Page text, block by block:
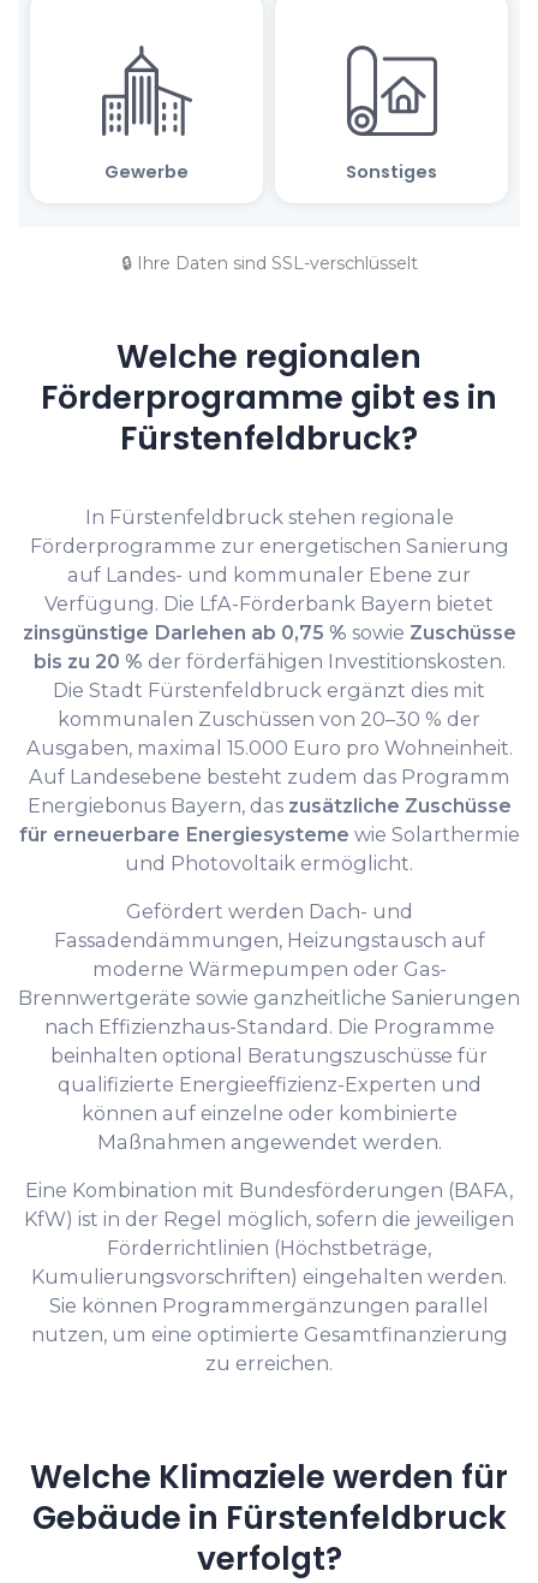
🔒 Ihre Daten sind SSL-verschlüsselt
Welche regionalen
Förderprogramme gibt es in
Fürstenfeldbruck?
In Fürstenfeldbruck stehen regionale
Förderprogramme zur energetischen Sanierung
auf Landes- und kommunaler Ebene zur
Verfügung. Die LfA-Förderbank Bayern bietet
zinsgünstige Darlehen ab 0,75 % sowie Zuschüsse
bis zu 20 % der förderfähigen Investitionskosten.
Die Stadt Fürstenfeldbruck ergänzt dies mit
kommunalen Zuschüssen von 20–30 % der
Ausgaben, maximal 15.000 Euro pro Wohneinheit.
Auf Landesebene besteht zudem das Programm
Energiebonus Bayern, das zusätzliche Zuschüsse
für erneuerbare Energiesysteme wie Solarthermie
und Photovoltaik ermöglicht.
Gefördert werden Dach- und
Fassadendämmungen, Heizungstausch auf
moderne Wärmepumpen oder Gas-
Brennwertgeräte sowie ganzheitliche Sanierungen
nach Effizienzhaus-Standard. Die Programme
beinhalten optional Beratungszuschüsse für
qualifizierte Energieeffizienz-Experten und
können auf einzelne oder kombinierte
Maßnahmen angewendet werden.
Eine Kombination mit Bundesförderungen (BAFA,
KfW) ist in der Regel möglich, sofern die jeweiligen
Förderrichtlinien (Höchstbeträge,
Kumulierungsvorschriften) eingehalten werden.
Sie können Programmergänzungen parallel
nutzen, um eine optimierte Gesamtfinanzierung
zu erreichen.
Welche Klimaziele werden für
Gebäude in Fürstenfeldbruck
verfolgt?